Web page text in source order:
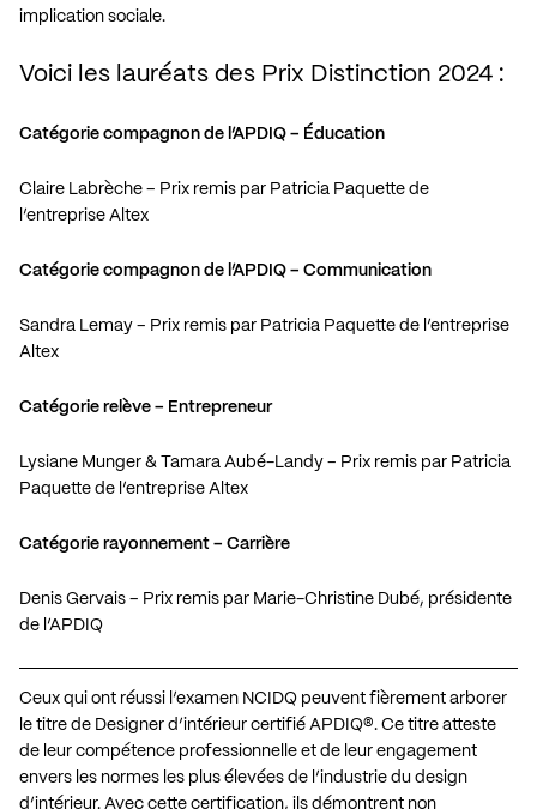
implication sociale.
Voici les lauréats des Prix Distinction 2024 :
Catégorie compagnon de l’APDIQ – Éducation
Claire Labrèche – Prix remis par Patricia Paquette de
l’entreprise Altex
Catégorie compagnon de l’APDIQ – Communication
Sandra Lemay – Prix remis par Patricia Paquette de l’entreprise
Altex
Catégorie relève – Entrepreneur
Lysiane Munger & Tamara Aubé-Landy – Prix remis par Patricia
Paquette de l’entreprise Altex
Catégorie rayonnement – Carrière
Denis Gervais – Prix remis par Marie-Christine Dubé, présidente
de l’APDIQ
Ceux qui ont réussi l’examen NCIDQ peuvent fièrement arborer
le titre de Designer d’intérieur certifié APDIQ®️. Ce titre atteste
de leur compétence professionnelle et de leur engagement
envers les normes les plus élevées de l’industrie du design
d’intérieur. Avec cette certification, ils démontrent non